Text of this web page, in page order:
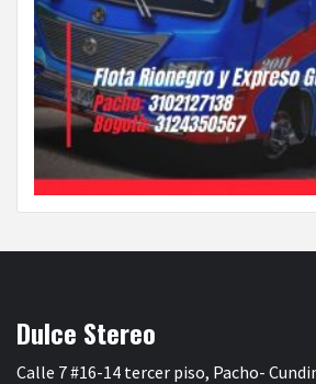
Dulce Stereo
Calle 7 #16-14 tercer piso, Pacho-